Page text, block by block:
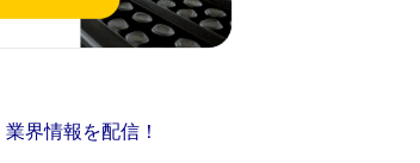
界情報を配信！